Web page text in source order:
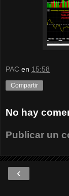
PAC en 15:58
Compartir
No hay
Publicar un
‹